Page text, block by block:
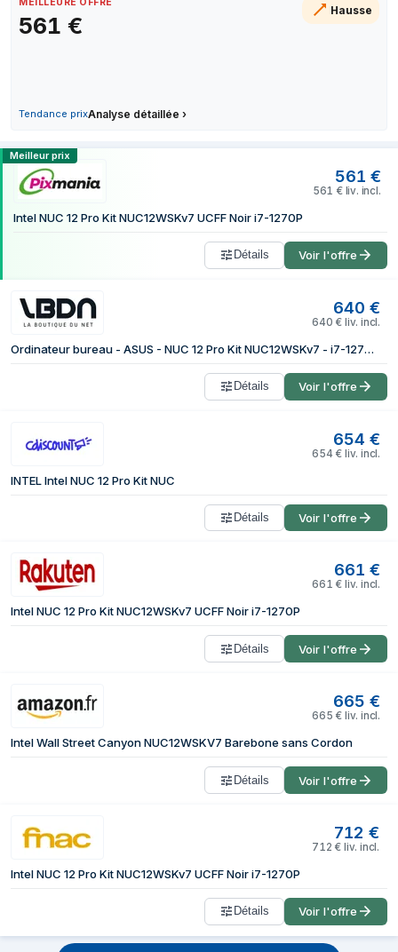
561 €
Hausse
Tendance prixAnalyse détaillée ›
15 juin 2026
19 juin 2026
14 juillet 2026
Comparer les prix de Intel NUC 12 Pro
Meilleur prix
561 €
561 € liv. incl.
Intel NUC 12 Pro Kit NUC12WSKv7 UCFF Noir i7-1270P
Détails Voir l'offre
640 €
640 € liv. incl.
Ordinateur bureau - ASUS - NUC 12 Pro Kit NUC12WSKv7 - i7-1270P
Détails Voir l'offre
654 €
654 € liv. incl.
INTEL Intel NUC 12 Pro Kit NUC
Détails Voir l'offre
661 €
661 € liv. incl.
Intel NUC 12 Pro Kit NUC12WSKv7 UCFF Noir i7-1270P
Détails Voir l'offre
665 €
665 € liv. incl.
Intel Wall Street Canyon NUC12WSKV7 Barebone sans Cordon
Détails Voir l'offre
712 €
712 € liv. incl.
Intel NUC 12 Pro Kit NUC12WSKv7 UCFF Noir i7-1270P
Détails Voir l'offre